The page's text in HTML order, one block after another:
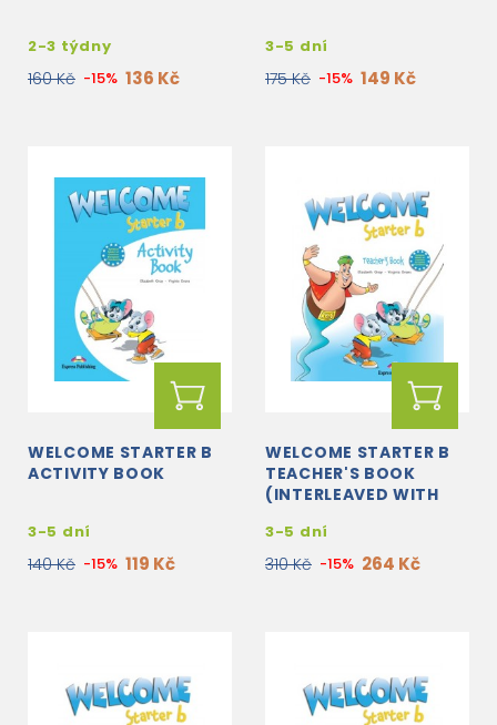
2-3 týdny
160 Kč -15% 136 Kč
3-5 dní
175 Kč -15% 149 Kč
WELCOME STARTER B
ACTIVITY BOOK
3-5 dní
140 Kč -15% 119 Kč
WELCOME STARTER B
TEACHER'S BOOK
(INTERLEAVED WITH
3-5 dní
310 Kč -15% 264 Kč